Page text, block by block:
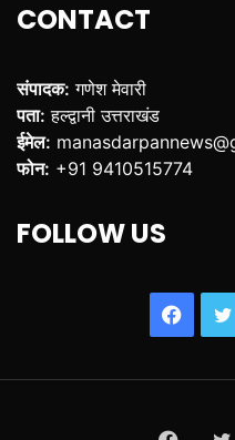
CONTACT
संपादक: गणेश मेवारी
पता: हल्द्वानी उत्तराखंड
ईमेल:
फोन: +91 9410515774
FOLLOW US